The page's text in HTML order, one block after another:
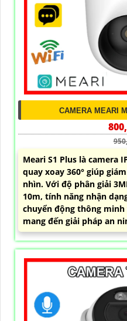
CAMERA MEARI
Meari S1 Plus là camera
quay xoay 360° giúp
nhìn. Với độ phân giải
10m, tính năng nhận
chuyển động thông
mang đến giải pháp an